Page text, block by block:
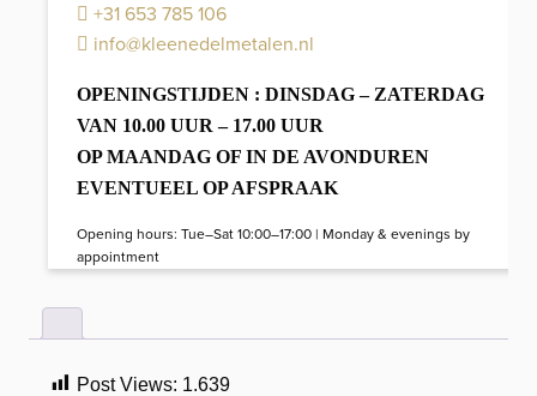
+31 653 785 106
info@kleenedelmetalen.nl
OPENINGSTIJDEN : DINSDAG – ZATERDAG
VAN 10.00 UUR – 17.00 UUR
OP MAANDAG OF IN DE AVONDUREN
EVENTUEEL OP AFSPRAAK
Opening hours: Tue–Sat 10:00–17:00 | Monday & evenings by
appointment
Post Views: 1.639